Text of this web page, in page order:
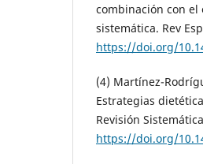
combinación con el
sistemática. Rev
https://doi.org/
(4) Martínez-
Estrategias
Revisión
https://doi.org/